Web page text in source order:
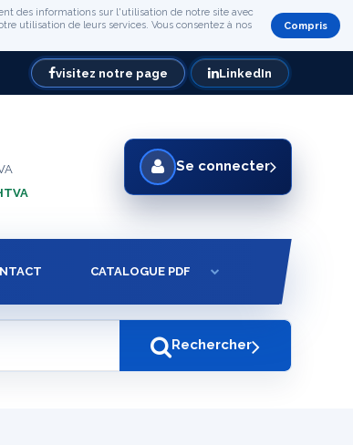
des informations sur l'utilisation de notre site avec
utilisation de leurs services. Vous consentez à nos
Compris
visitez notre page LinkedIn
Se connecter
CATALOGUE PDF
Rechercher